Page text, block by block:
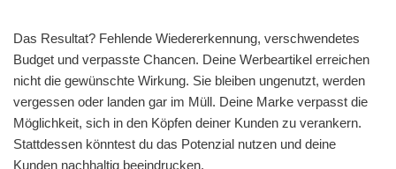
Das Resultat? Fehlende Wiedererkennung, verschwendetes
Budget und verpasste Chancen. Deine Werbeartikel erreichen
nicht die gewünschte Wirkung. Sie bleiben ungenutzt, werden
vergessen oder landen gar im Müll. Deine Marke verpasst die
Möglichkeit, sich in den Köpfen deiner Kunden zu verankern.
Stattdessen könntest du das Potenzial nutzen und deine
Kunden nachhaltig beeindrucken.